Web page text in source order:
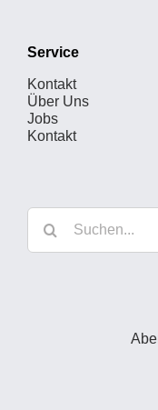
Service
Kontakt
Über Uns
Jobs
Kontakt
Suche
nach: